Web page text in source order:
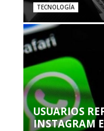
TECNOLOGÍA
USUARIOS
INSTAGRAM